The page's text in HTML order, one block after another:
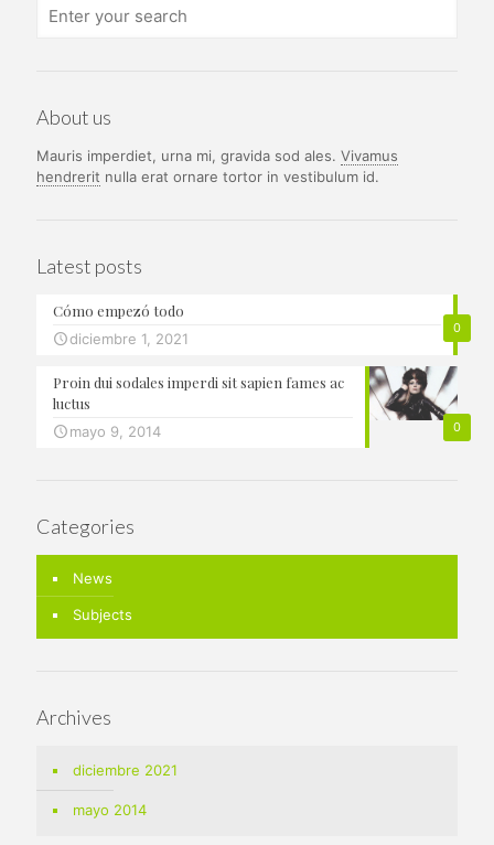
About us
Mauris imperdiet, urna mi, gravida sod ales. Vivamus
hendrerit nulla erat ornare tortor in vestibulum id.
Latest posts
0
Cómo empezó todo
diciembre 1, 2021
0
Proin dui sodales imperdi sit sapien fames ac
luctus
mayo 9, 2014
Categories
News
Subjects
Archives
diciembre 2021
mayo 2014